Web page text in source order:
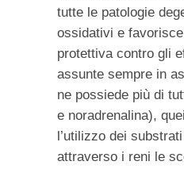
tutte le patologie
ossidativi e
protettiva contro gli
assunte sempre in
ne possiede più di
e noradrenalina),
l’utilizzo dei
attraverso i reni le